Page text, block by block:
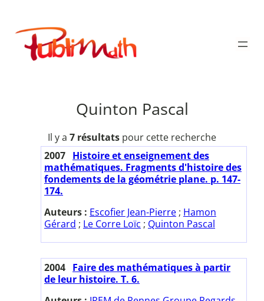
contenu
Publimath
Quinton Pascal
Il y a 7 résultats pour cette recherche
2007 Histoire et enseignement des
mathématiques. Fragments d'histoire des
fondements de la géométrie plane. p. 147-
174.
Auteurs : Escofier Jean-Pierre ; Hamon
Gérard ; Le Corre Loïc ; Quinton Pascal
2004 Faire des mathématiques à partir
de leur histoire. T. 6.